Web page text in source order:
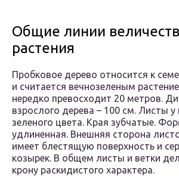
Общие линии
растения
Пробковое дерево относится к
и считается вечнозеленым
нередко превосходит 20 метров.
взрослого дерева – 100 см. Листы у
зеленого цвета. Края зубчатые.
удлиненная. Внешняя сторона
имеет блестящую поверхность и
козырек. В общем листы и ветки
крону раскидистого характера.